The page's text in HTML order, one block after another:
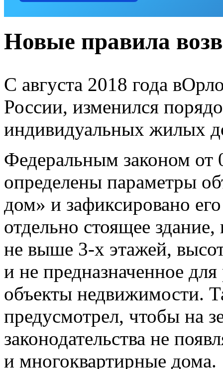
Новые правила
С августа 2018 года
России, изменился
индивидуальных жилых
Федеральным законом
определены параметры
дом» и зафиксировано
отдельно стоящее
не выше 3-х этажей,
и не предназначенное
объекты недвижимости.
предусмотрел, чтобы на
законодательства не
и многоквартирные дома.